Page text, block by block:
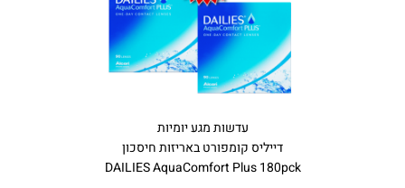
עדשות מגע יומיות
דייליס קומפורט באריזות חיסכון
DAILIES AquaComfort Plus 180pck